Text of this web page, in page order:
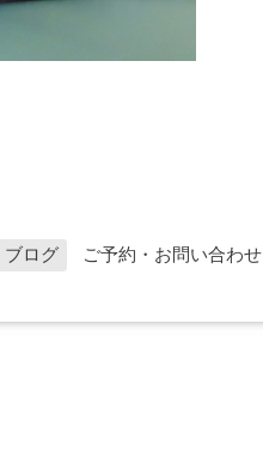
ブログ
ご予約・お問い合わせ